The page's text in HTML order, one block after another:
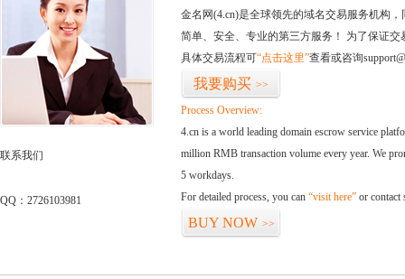
联系我们
QQ：2726103981
金名网(4.cn)是全球领先的域名交易服务机构
简单、安全、专业的第三方服务！ 为了保证
具体交易流程可“点击这里”查看或咨询
我要购买 >>
Process Overview:
4.cn is a world leading domain escrow service
million RMB transaction volume every year. We
5 workdays.
For detailed process, you can “visit here” or contact
BUY NOW >>